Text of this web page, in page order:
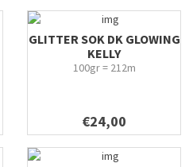
GLITTER SOK DK GLOWING
KELLY
100gr = 212m
€24,00